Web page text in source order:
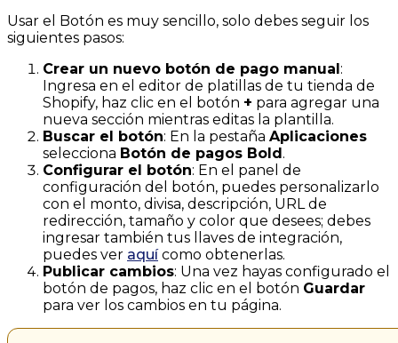
Usar el Botón es muy sencillo, solo debes seguir los
siguientes pasos:
Crear un nuevo botón de pago manual:
Ingresa en el editor de platillas de tu tienda de
Shopify, haz clic en el botón + para agregar una
nueva sección mientras editas la plantilla.
Buscar el botón: En la pestaña Aplicaciones
selecciona Botón de pagos Bold.
Configurar el botón: En el panel de
configuración del botón, puedes personalizarlo
con el monto, divisa, descripción, URL de
redirección, tamaño y color que desees; debes
ingresar también tus llaves de integración,
puedes ver aquícomo obtenerlas.
Publicar cambios: Una vez hayas configurado el
botón de pagos, haz clic en el botón Guardar
para ver los cambios en tu página.